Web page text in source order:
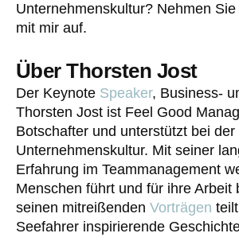
Unternehmenskultur? Nehmen Sie
mit mir auf.
Über Thorsten Jost
Der Keynote Speaker, Business-
Thorsten Jost ist Feel Good
Botschafter und unterstützt bei
Unternehmenskultur. Mit seiner
Erfahrung im Teammanagement
Menschen führt und für ihre Arbeit
seinen mitreißenden Vorträgen
Seefahrer inspirierende